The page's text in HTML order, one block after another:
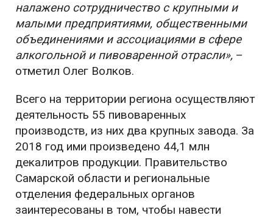
налажено сотрудничество с крупными и
малыми предприятиями, общественными
объединениями и ассоциациями в сфере
алкогольной и пивоваренной отрасли», –
отметил Олег Волков.
Всего на территории региона осуществляют
деятельность 55 пивоваренных
производств, из них два крупных завода. За
2018 год ими произведено 44,1 млн
декалитров продукции. Правительство
Самарской области и региональные
отделения федеральных органов
заинтересованы в том, чтобы навести